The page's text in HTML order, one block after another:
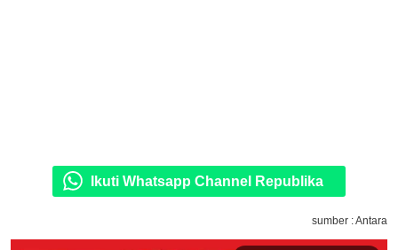
Ikuti Whatsapp Channel Republika
sumber : Antara